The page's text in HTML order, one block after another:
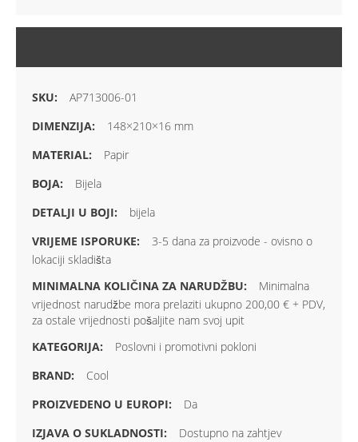
AP713006-01
148×210×16 mm
Papir
Bijela
bijela
3-5 dana za proizvode - ovisno o
lokaciji skladišta
Minimalna
vrijednost narudžbe mora prelaziti ukupno 200,00 € + PDV,
za ostale vrijednosti pošaljite nam svoj upit
Poslovni i promotivni pokloni
Cool
Da
Dostupno na zahtjev